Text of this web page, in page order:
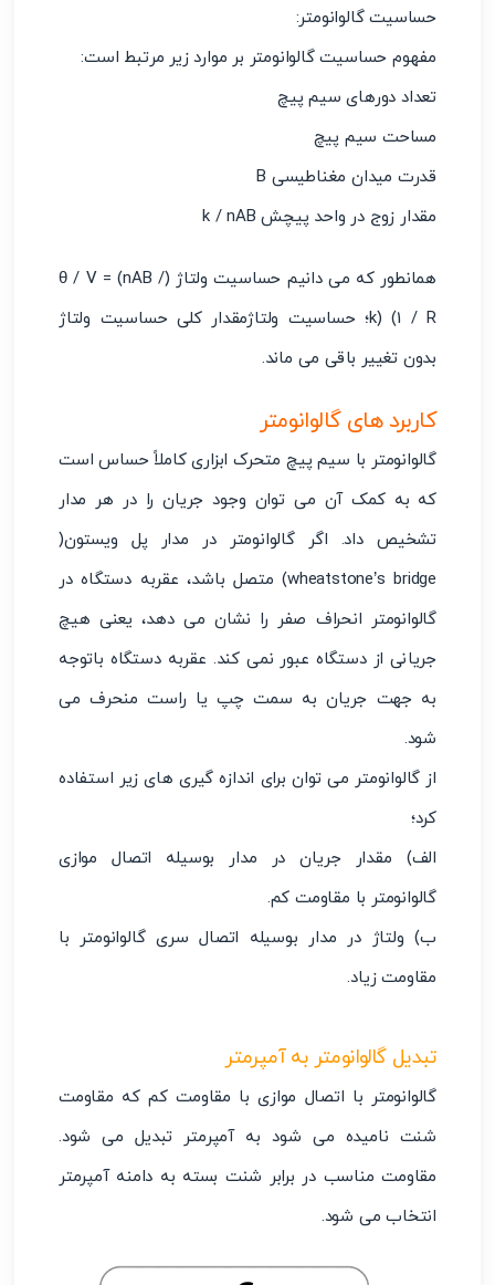
حساسیت گالوانومتر:
مفهوم حساسیت گالوانومتر بر موارد زیر مرتبط است:
تعداد دورهای سیم پیچ
مساحت سیم پیچ
قدرت میدان مغناطیسی B
مقدار زوج در واحد پیچش k / nAB
همانطور که می دانیم حساسیت ولتاژ (θ / V = (nAB /
k) (1 / R؛ حساسیت ولتاژمقدار کلی حساسیت ولتاژ
بدون تغییر باقی می ماند.
کاربرد های گالوانومتر
گالوانومتر با سیم پیچ متحرک ابزاری کاملاً حساس است
که به کمک آن می توان وجود جریان را در هر مدار
تشخیص داد. اگر گالوانومتر در مدار پل ویستون(
wheatstone’s bridge) متصل باشد، عقربه دستگاه در
گالوانومتر انحراف صفر را نشان می دهد، یعنی هیچ
جریانی از دستگاه عبور نمی کند. عقربه دستگاه باتوجه
به جهت جریان به سمت چپ یا راست منحرف می
شود.
از گالوانومتر می توان برای اندازه گیری های زیر استفاده
کرد؛
الف) مقدار جریان در مدار بوسیله اتصال موازی
گالوانومتر با مقاومت کم.
ب) ولتاژ در مدار بوسیله اتصال سری گالوانومتر با
مقاومت زیاد.
تبدیل گالوانومتر به آمپرمتر
گالوانومتر با اتصال موازی با مقاومت کم که مقاومت
شنت نامیده می شود به آمپرمتر تبدیل می شود.
مقاومت مناسب در برابر شنت بسته به دامنه آمپرمتر
انتخاب می شود.